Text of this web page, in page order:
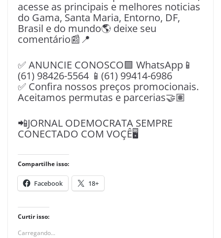
acesse as principais e melhores noticias
do Gama, Santa Maria, Entorno, DF,
Brasil e do mundo🌎 deixe seu
comentário📰📍
✅ ANUNCIE CONOSCO🟩 WhatsApp📱
(61) 98426-5564 📱(61) 99414-6986
✅ Confira nossos preços promocionais.
Aceitamos permutas e parcerias🤝🏽
📲JORNAL ODEMOCRATA SEMPRE
CONECTADO COM VOÇÊ🖥️
Compartilhe isso:
Facebook 18+
Curtir isso:
Carregando...